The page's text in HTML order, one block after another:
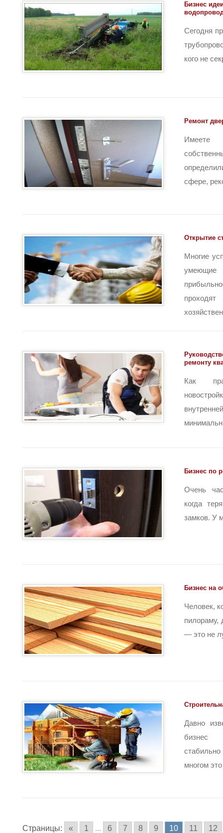
Бизнес
Сегодня
кого не
Ремонт
сфере,
Открытие
Многие
ремонту
Как
Бизнес по
Очень
когда
замков. У
Бизнес на
Человек,
пилораму,
— это не
Давно
бизнес
многом
Страницы: « 1 ... 6 7 8 9 10 11 12